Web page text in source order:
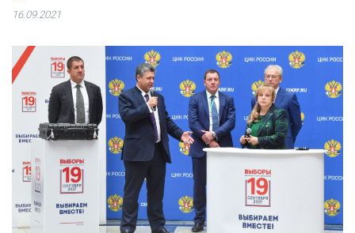
16.09.2021